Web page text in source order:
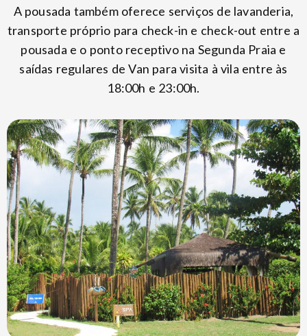
A pousada também oferece serviços de lavanderia,
transporte próprio para check-in e check-out entre a
pousada e o ponto receptivo na Segunda Praia e
saídas regulares de Van para visita à vila entre às
18:00h e 23:00h.